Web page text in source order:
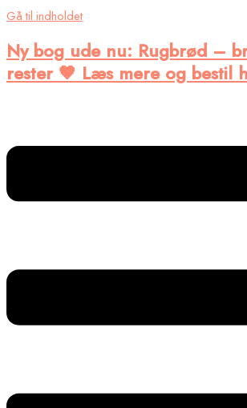
Gå til indholdet
Ny bog ude nu: Rugbrød –
rester 🤎 Læs mere og bestil